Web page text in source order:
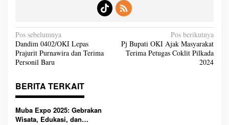
N
a
v
i
g
a
p
s
Pos sebelumnya
Dandim 0402/OKI Lepas
Prajurit Purnawira dan Terima
Personil Baru
Pos berikutnya
Pj Bupati OKI Ajak Masyarakat
Terima Petugas Coklit Pilkada
2024
BERITA TERKAIT
Muba Expo 2025: Gebrakan
Wisata, Edukasi, dan